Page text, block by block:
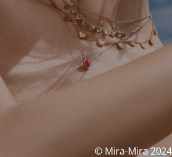
© Mira-Mira 2024